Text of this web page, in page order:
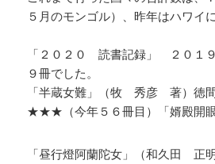
５月のモンゴル）、昨年はハワイ
「２０２０ 読書記録」 ２０１
９冊でした。
「半蔵女難」（牧 秀彦 著）徳
★★★（今年５６冊目）「婿殿開
「昼行燈阿蘭陀女」（和久田